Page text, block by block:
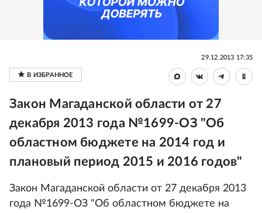
29.12.2013 17:35
Закон Магаданской области от 27
декабря 2013 года №1699-ОЗ "Об
областном бюджете на 2014 год и
плановый период 2015 и 2016 годов"
Закон Магаданской области от 27 декабря 2013
года №1699-ОЗ "Об областном бюджете на